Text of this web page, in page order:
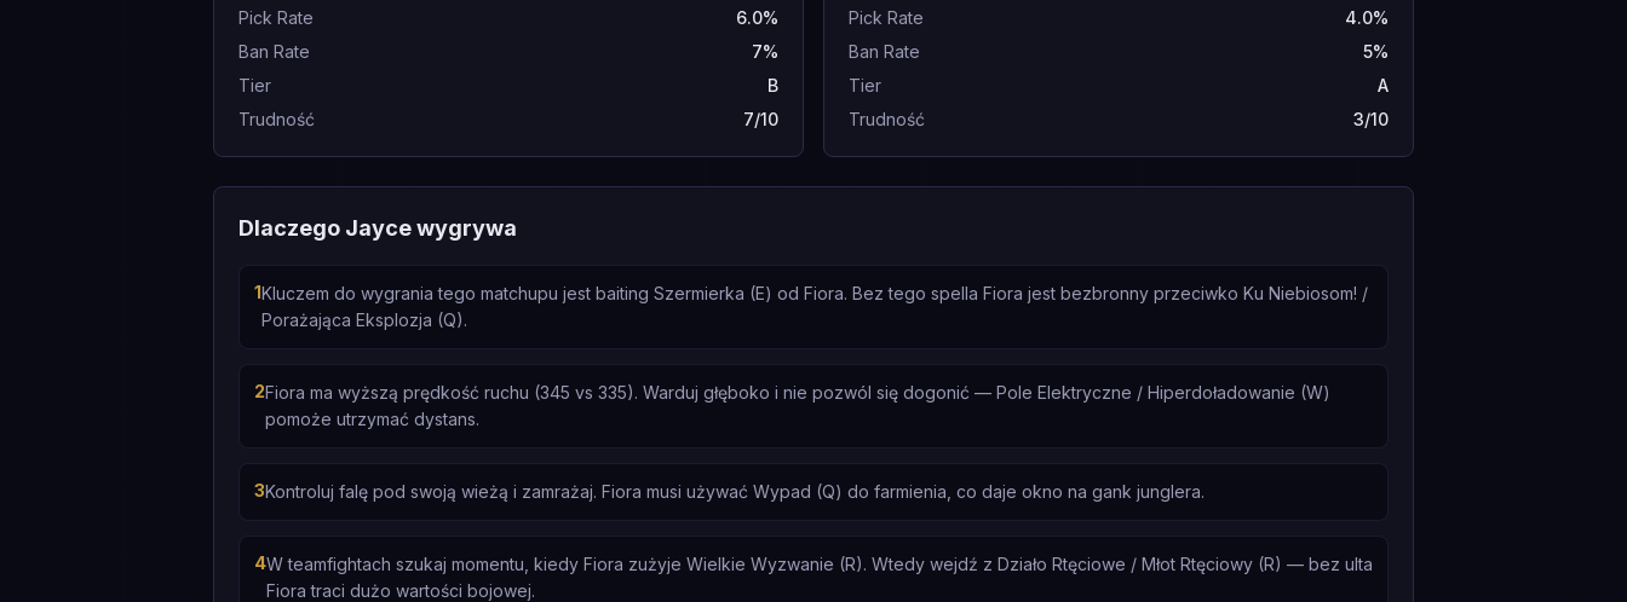
Pick Rate
6.0%
Ban Rate
7%
Tier
B
Trudność
7/10
Pick Rate
4.0%
Ban Rate
5%
Tier
A
Trudność
3/10
Dlaczego Jayce wygrywa
1Kluczem do wygrania tego matchupu jest baiting Szermierka (E) od Fiora. Bez tego spella Fiora jest bezbronny przeciwko Ku Niebiosom! /
Porażająca Eksplozja (Q).
2Fiora ma wyższą prędkość ruchu (345 vs 335). Warduj głęboko i nie pozwól się dogonić — Pole Elektryczne / Hiperdoładowanie (W)
pomoże utrzymać dystans.
3Kontroluj falę pod swoją wieżą i zamrażaj. Fiora musi używać Wypad (Q) do farmienia, co daje okno na gank junglera.
4W teamfightach szukaj momentu, kiedy Fiora zużyje Wielkie Wyzwanie (R). Wtedy wejdź z Działo Rtęciowe / Młot Rtęciowy (R) — bez ulta
Fiora traci dużo wartości bojowej.